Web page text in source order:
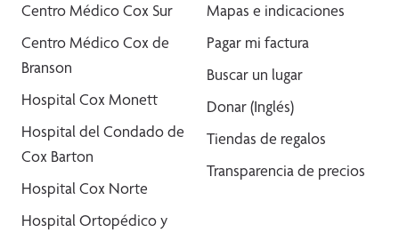
Centro Médico Cox Sur
Centro Médico Cox de
Branson
Hospital Cox Monett
Hospital del Condado de
Cox Barton
Hospital Cox Norte
Hospital Ortopédico y
Mapas e indicaciones
Pagar mi factura
Buscar un lugar
Donar (Inglés)
Tiendas de regalos
Transparencia de precios